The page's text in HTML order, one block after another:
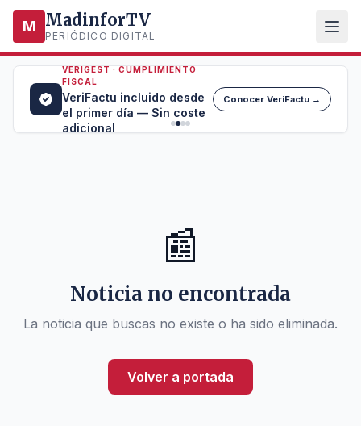
M MadinforTV
PERIÓDICO DIGITAL
VERIGEST · CUMPLIMIENTO
FISCAL
VeriFactu incluido desde
el primer día — Sin coste
adicional
Conocer VeriFactu →
📰
Noticia no encontrada
La noticia que buscas no existe o ha sido eliminada.
Volver a portada